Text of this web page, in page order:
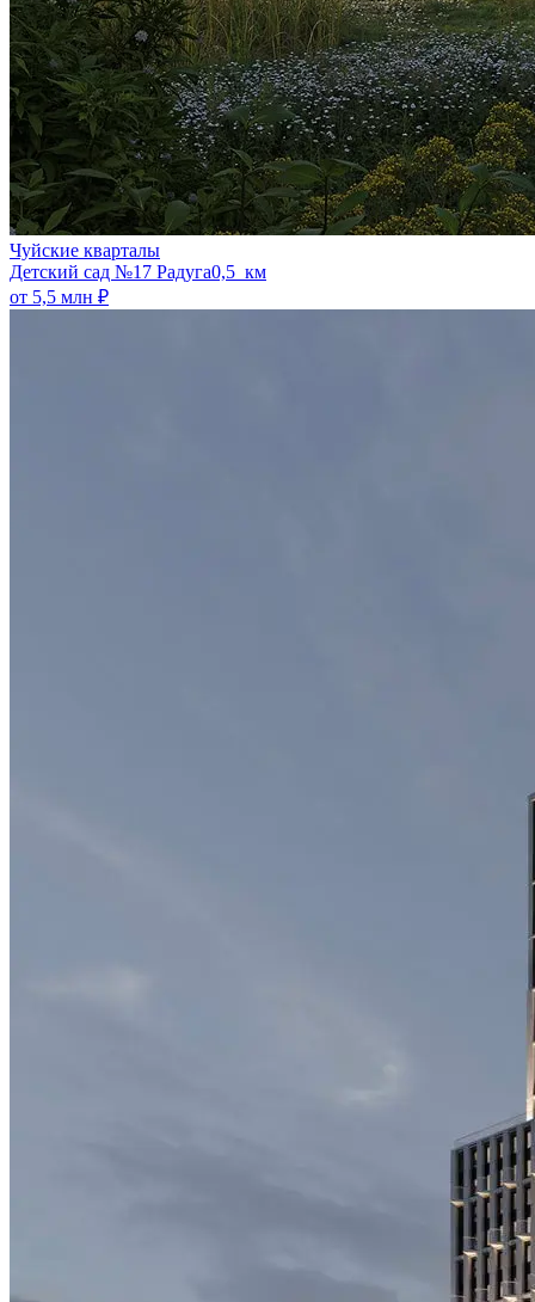
Чуйские кварталы
​Детский сад №17 Радуга0,5 км
от 5,5 млн ₽